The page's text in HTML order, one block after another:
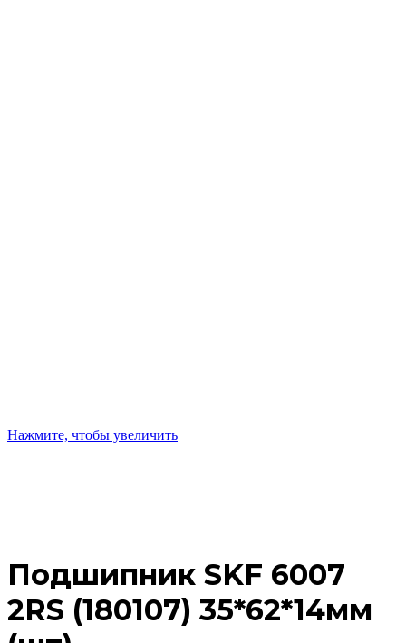
Нажмите, чтобы увеличить
Подшипник SKF 6007
2RS (180107) 35*62*14мм